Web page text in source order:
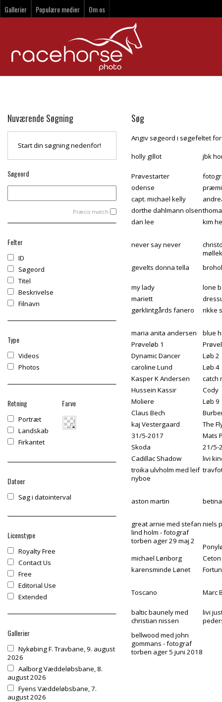
Gallerier Populære medier Om os
Nuværende Søgning
Start din søgning nedenfor!
Søgeord
Præcis match
Felter
ID
Søgeord
Titel
Beskrivelse
Filnavn
Type
Videos
Photos
Retning
Portræt
Landskab
Firkantet
Farve
Datoer
Søg i datointerval
Licenstype
Royalty Free
Contact Us
Free
Editorial Use
Extended
Gallerier
Nykøbing F. Travbane, 9. august
2026
Aalborg Væddeløbsbane, 8.
august 2026
Fyens Væddeløbsbane, 7.
august 2026
Søg
Angiv søgeord i søgefeltet
holly gillot jbk
Prøvestarter
odense
capt. michael kelly
dorthe dahlmann olsen
dan lee
kim
never say never
gevelts donna tella
my lady
lone
mariett
gørklintgårds fanero
rikke
maria anita andersen
blue
Prøveløb 1
Dynamic Dancer
Løb 2
caroline Lund
Løb 4
Kasper K Andersen
catch
Hussein Kassir
Cody
Moliere
Løb 9
Claus Bech
kaj Vestergaard
The
31/5-2017
Mats
Skoda
21/5-
Cadillac Shadow
livi
troika ulvholm med leif
nyboe
aston martin
great arnie med stefan
lind holm - fotograf
torben ager 29 maj 2
niels
michael Lønborg
karensminde Lønet
Toscano Marc
baltic baunely med
christian nissen
livi
bellwood med john
gommans - fotograf
torben ager 5 juni 2018